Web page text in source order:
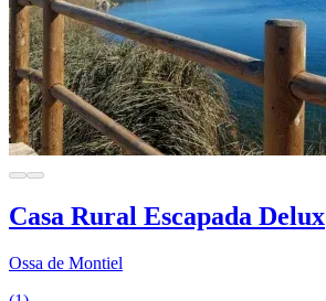
Casa Rural Escapada Delux
Ossa de Montiel